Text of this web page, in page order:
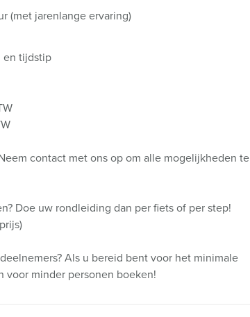
(met jarenlange ervaring)
en tijdstip
contact met ons op om alle mogelijkheden te
Doe uw rondleiding dan per fiets of per step!
Als u bereid bent voor het minimale
voor minder personen boeken!